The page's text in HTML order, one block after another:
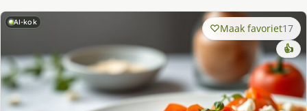
AI-kok Maak favoriet17
👍